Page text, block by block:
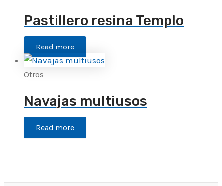
Pastillero resina Templo
Read more
Otros
Navajas multiusos
Read more